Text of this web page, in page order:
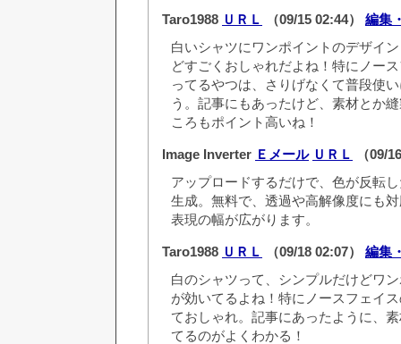
Taro1988 ＵＲＬ （09/15 02:44） 編集
白いシャツにワンポイントのデザイ
どすごくおしゃれだよね！特にノー
ってるやつは、さりげなくて普段使
う。記事にもあったけど、素材とか
ころもポイント高いね！
Image Inverter Ｅメール ＵＲＬ
（09/
アップロードするだけで、色が反転
生成。無料で、透過や高解像度にも
表現の幅が広がります。
Taro1988 ＵＲＬ （09/18 02:07） 編集
白のシャツって、シンプルだけどワ
が効いてるよね！特にノースフェイ
ておしゃれ。記事にあったように、
てるのがよくわかる！